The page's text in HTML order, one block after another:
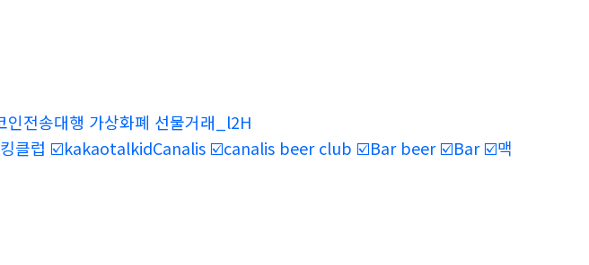
전송대행 가상화폐 선물거래_l2H
킹클럽 ☑️kakaotalkidCanalis ☑️canalis beer club ☑️Bar beer ☑️Bar ☑️맥